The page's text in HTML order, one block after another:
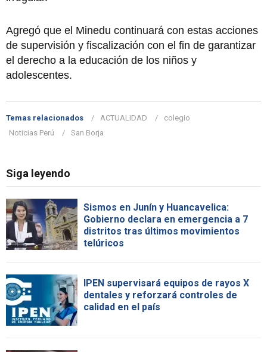
Agregó que el Minedu continuará con estas acciones
de supervisión y fiscalización con el fin de garantizar
el derecho a la educación de los niños y
adolescentes.
Temas relacionados ACTUALIDAD
colegio
Noticias Perú
San Borja
Siga leyendo
Sismos en Junín y Huancavelica:
Gobierno declara en emergencia a 7
distritos tras últimos movimientos
telúricos
IPEN supervisará equipos de rayos X
dentales y reforzará controles de
calidad en el país